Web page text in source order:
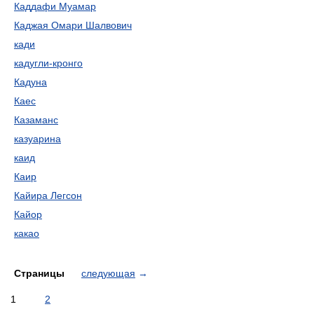
Каддафи Муамар
Каджая Омари Шалвович
кади
кадугли-кронго
Кадуна
Каес
Казаманс
казуарина
каид
Каир
Кайира Легсон
Кайор
какао
Страницы следующая →
1 2